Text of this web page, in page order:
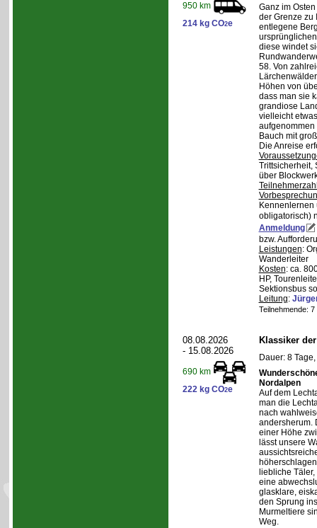
950 km
214 kg CO2e
Ganz im
der Grenze zu
entlegene
diese windet
58. Von
Höhen von
dass man sie
grandiose
vielleicht
Bauch mit
Die Anreise
Trittsicherheit,
über
obligatorisch)
Anmeldung
bzw.
Leistungen:
Wanderleiter
Kosten: ca.
HP,
Sektionsbus
Leitung:
Teilnehmende:
08.08.2026
- 15.08.2026
690 km
222 kg CO2e
Klassiker
Dauer: 8
Nordalpen
Auf dem
man die
nach
andersherum.
einer Höhe
lässt unsere
liebliche
eine
glasklare,
den Sprung
Murmeltiere
Weg.